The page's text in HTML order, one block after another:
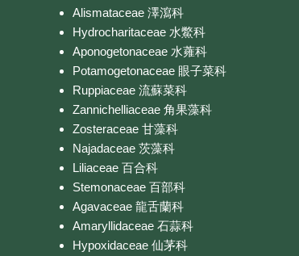
Alismataceae 澤瀉科
Hydrocharitaceae 水鱉科
Aponogetonaceae 水蕹科
Potamogetonaceae 眼子菜科
Ruppiaceae 流蘇菜科
Zannichelliaceae 角果藻科
Zosteraceae 甘藻科
Najadaceae 茨藻科
Liliaceae 百合科
Stemonaceae 百部科
Agavaceae 龍舌蘭科
Amaryllidaceae 石蒜科
Hypoxidaceae 仙茅科